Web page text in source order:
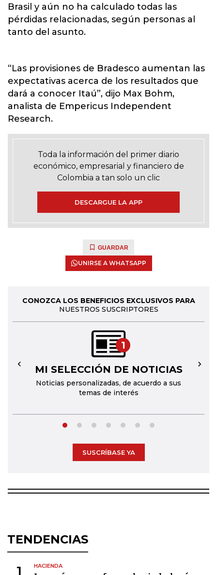
Brasil y aún no ha calculado todas las
pérdidas relacionadas, según personas al
tanto del asunto.
“Las provisiones de Bradesco aumentan las
expectativas acerca de los resultados que
dará a conocer Itaú”, dijo Max Bohm,
analista de Empericus Independent
Research.
Toda la información del primer diario
económico, empresarial y financiero de
Colombia a tan solo un clic
DESCARGUE LA APP
GUARDAR
UNIRSE A WHATSAPP
CONOZCA LOS BENEFICIOS EXCLUSIVOS PARA
NUESTROS SUSCRIPTORES
1
MI SELECCIÓN DE NOTICIAS
Noticias personalizadas, de acuerdo a sus
temas de interés
← →
SUSCRÍBASE YA
TENDENCIAS
1 HACIENDA